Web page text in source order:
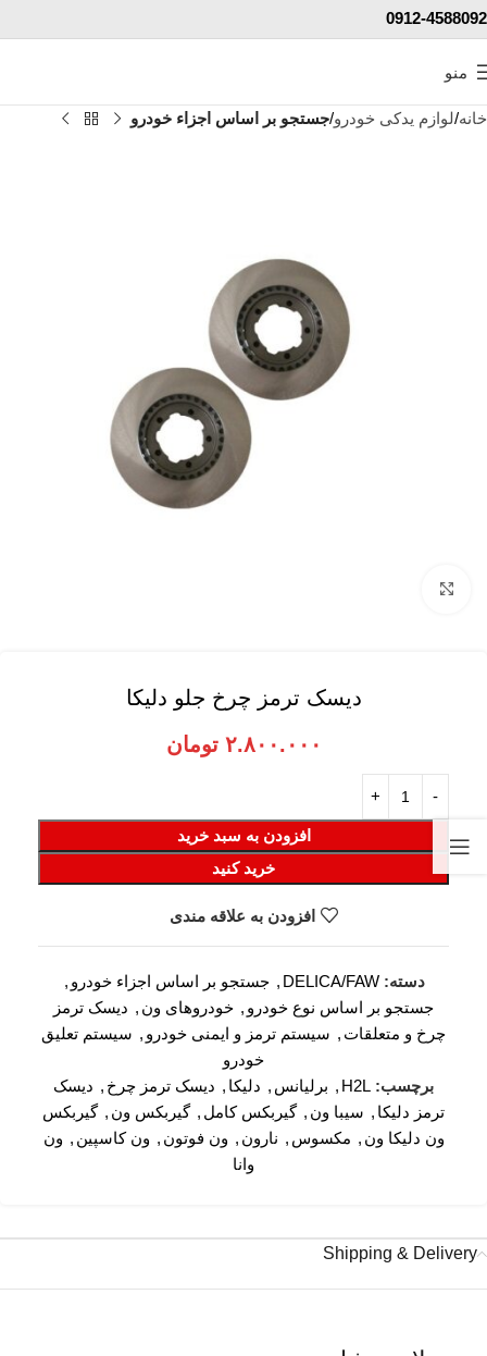
0912-4588092
منو
خانه لوازم یدکی خودرو جستجو بر اساس اجزاء خودرو
دیسک ترمز چرخ جلو دلیکا
۲.۸۰۰.۰۰۰ تومان
افزودن به سبد خرید
خرید کنید
افزودن به علاقه مندی
دسته: DELICA/FAW
, جستجو بر اساس اجزاء خودرو ,
جستجو بر اساس نوع خودرو , خودروهای ون , دیسک ترمز
چرخ و متعلقات , سیستم ترمز و ایمنی خودرو , سیستم تعلیق
خودرو
برچسب: H2L
, برلیانس , دلیکا , دیسک ترمز چرخ , دیسک
ترمز دلیکا , سیبا ون , گیربکس کامل , گیربکس ون , گیربکس
ون دلیکا ون , مکسوس , نارون , ون فوتون , ون کاسپین , ون
وانا
Shipping & Delivery